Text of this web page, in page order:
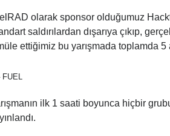
olarak sponsor olduğumuz
saldırılardan dışarıya çıkıp,
ettiğimiz bu yarışmada toplamda 5
ilk 1 saati boyunca hiçbir